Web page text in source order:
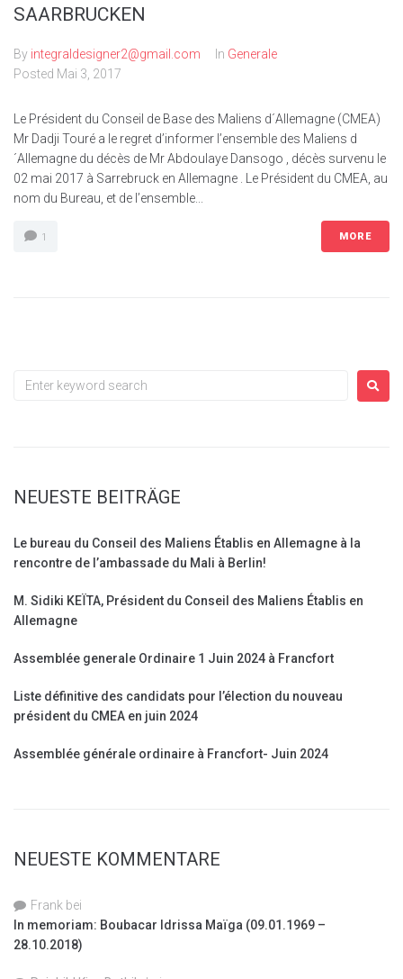
SAARBRUCKEN
By integraldesigner2@gmail.com In Generale
Posted Mai 3, 2017
Le Président du Conseil de Base des Maliens d´Allemagne (CMEA)
Mr Dadji Touré a le regret d’informer l’ensemble des Maliens d
´Allemagne du décès de Mr Abdoulaye Dansogo , décès survenu le
02 mai 2017 à Sarrebruck en Allemagne . Le Président du CMEA, au
nom du Bureau, et de l’ensemble...
1 MORE
NEUESTE BEITRÄGE
Le bureau du Conseil des Maliens Établis en Allemagne à la
rencontre de l’ambassade du Mali à Berlin!
M. Sidiki KEÏTA, Président du Conseil des Maliens Établis en
Allemagne
Assemblée generale Ordinaire 1 Juin 2024 à Francfort
Liste définitive des candidats pour l’élection du nouveau
président du CMEA en juin 2024
Assemblée générale ordinaire à Francfort- Juin 2024
NEUESTE KOMMENTARE
Frank bei
In memoriam: Boubacar Idrissa Maïga (09.01.1969 –
28.10.2018)